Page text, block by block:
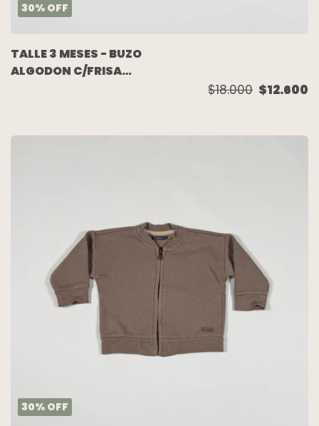
30% OFF
TALLE 3 MESES - BUZO
ALGODON C/FRISA
$18.000 $12.600
30% OFF